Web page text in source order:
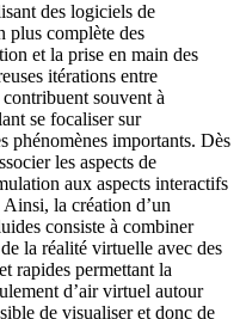
des logiciels de
plus complète des
et la prise en main des
itérations entre
contribuent souvent à
se focaliser sur
phénomènes importants. Dès
les aspects de
aux aspects interactifs
la création d’un
consiste à combiner
la réalité virtuelle avec des
rapides permettant la
d’air virtuel autour
de visualiser et donc de